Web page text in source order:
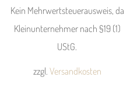
Produktseite
gewählt
werden
Kein Mehrwertsteuerausweis, da
Kleinunternehmer nach §19 (1)
UStG.
zzgl. Versandkosten